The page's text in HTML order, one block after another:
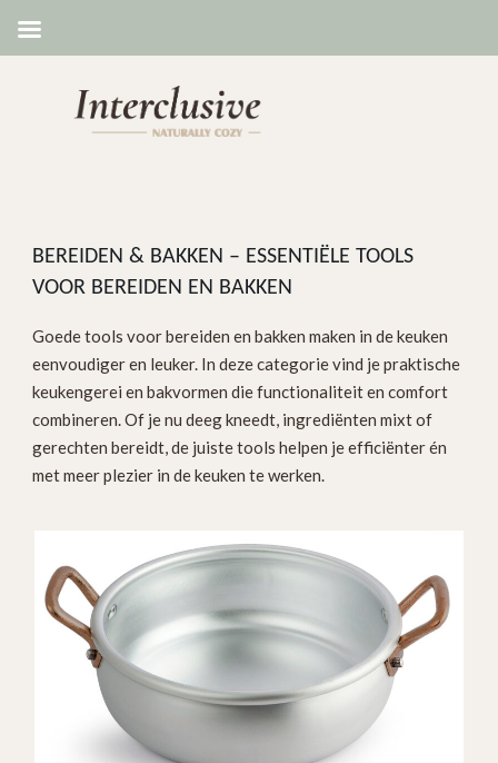
BEREIDEN & BAKKEN – ESSENTIËLE TOOLS
VOOR BEREIDEN EN BAKKEN
Goede tools voor bereiden en bakken maken in de keuken
eenvoudiger en leuker. In deze categorie vind je praktische
keukengerei en bakvormen die functionaliteit en comfort
combineren. Of je nu deeg kneedt, ingrediënten mixt of
gerechten bereidt, de juiste tools helpen je efficiënter én
met meer plezier in de keuken te werken.